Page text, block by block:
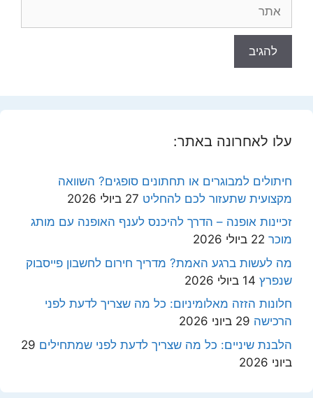
עלו לאחרונה באתר:
חיתולים למבוגרים או תחתונים סופגים? השוואה
מקצועית שתעזור לכם להחליט 27 ביולי 2026
זכיינות אופנה – הדרך להיכנס לענף האופנה עם מותג
מוכר 22 ביולי 2026
מה לעשות ברגע האמת? מדריך חירום לחשבון פייסבוק
שנפרץ 14 ביולי 2026
חלונות הזזה מאלומיניום: כל מה שצריך לדעת לפני
הרכישה 29 ביוני 2026
הלבנת שיניים: כל מה שצריך לדעת לפני שמתחילים 29
ביוני 2026